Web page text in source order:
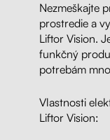
Nezmeškajte
prostredie a
Liftor Vision.
funkčný
potrebám
Vlastnosti
Liftor Vision: